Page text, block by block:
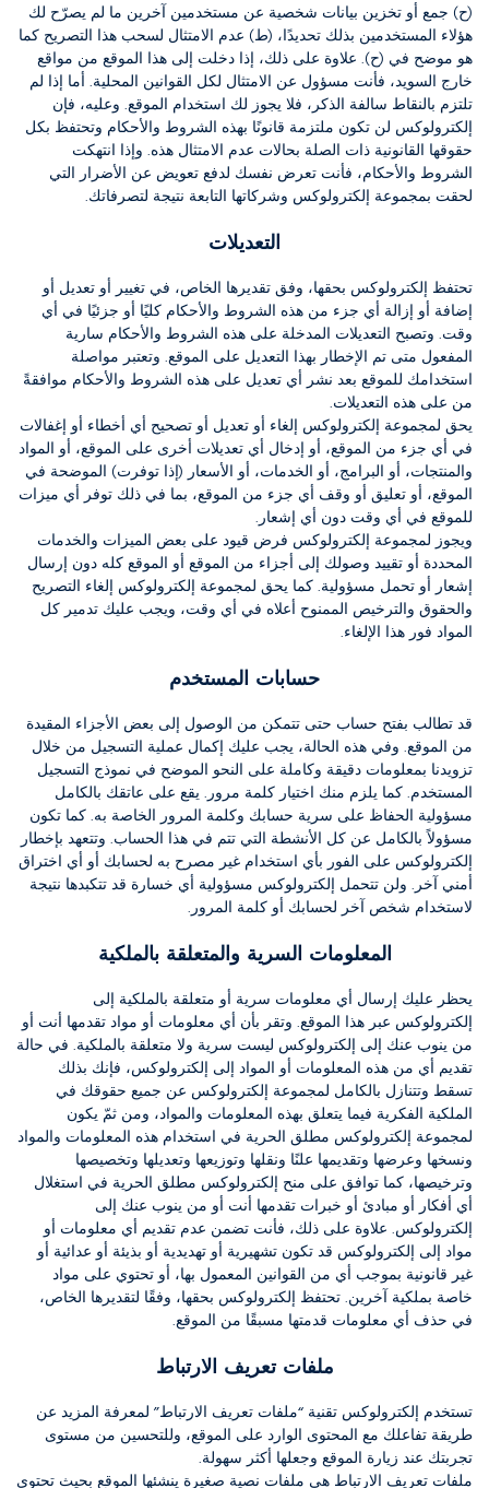
(ح) جمع أو تخزين بيانات شخصية عن مستخدمين آخرين ما لم يصرّح لك
هؤلاء المستخدمين بذلك تحديدًا، (ط) عدم الامتثال لسحب هذا التصريح كما
هو موضح في (ح). علاوة على ذلك، إذا دخلت إلى هذا الموقع من مواقع
خارج السويد، فأنت مسؤول عن الامتثال لكل القوانين المحلية. أما إذا لم
تلتزم بالنقاط سالفة الذكر، فلا يجوز لك استخدام الموقع. وعليه، فإن
إلكترولوكس لن تكون ملتزمة قانونًا بهذه الشروط والأحكام وتحتفظ بكل
حقوقها القانونية ذات الصلة بحالات عدم الامتثال هذه. وإذا انتهكت
الشروط والأحكام، فأنت تعرض نفسك لدفع تعويض عن الأضرار التي
لحقت بمجموعة إلكترولوكس وشركاتها التابعة نتيجة لتصرفاتك.
التعديلات
تحتفظ إلكترولوكس بحقها، وفق تقديرها الخاص، في تغيير أو تعديل أو
إضافة أو إزالة أي جزء من هذه الشروط والأحكام كليًا أو جزئيًا في أي
وقت. وتصبح التعديلات المدخلة على هذه الشروط والأحكام سارية
المفعول متى تم الإخطار بهذا التعديل على الموقع. وتعتبر مواصلة
استخدامك للموقع بعد نشر أي تعديل على هذه الشروط والأحكام موافقةً
من على هذه التعديلات.
يحق لمجموعة إلكترولوكس إلغاء أو تعديل أو تصحيح أي أخطاء أو إغفالات
في أي جزء من الموقع، أو إدخال أي تعديلات أخرى على الموقع، أو المواد
والمنتجات، أو البرامج، أو الخدمات، أو الأسعار (إذا توفرت) الموضحة في
الموقع، أو تعليق أو وقف أي جزء من الموقع، بما في ذلك توفر أي ميزات
للموقع في أي وقت دون أي إشعار.
ويجوز لمجموعة إلكترولوكس فرض قيود على بعض الميزات والخدمات
المحددة أو تقييد وصولك إلى أجزاء من الموقع أو الموقع كله دون إرسال
إشعار أو تحمل مسؤولية. كما يحق لمجموعة إلكترولوكس إلغاء التصريح
والحقوق والترخيص الممنوح أعلاه في أي وقت، ويجب عليك تدمير كل
المواد فور هذا الإلغاء.
حسابات المستخدم
قد تطالب بفتح حساب حتى تتمكن من الوصول إلى بعض الأجزاء المقيدة
من الموقع. وفي هذه الحالة، يجب عليك إكمال عملية التسجيل من خلال
تزويدنا بمعلومات دقيقة وكاملة على النحو الموضح في نموذج التسجيل
المستخدم. كما يلزم منك اختيار كلمة مرور. يقع على عاتقك بالكامل
مسؤولية الحفاظ على سرية حسابك وكلمة المرور الخاصة به. كما تكون
مسؤولاً بالكامل عن كل الأنشطة التي تتم في هذا الحساب. وتتعهد بإخطار
إلكترولوكس على الفور بأي استخدام غير مصرح به لحسابك أو أي اختراق
أمني آخر. ولن تتحمل إلكترولوكس مسؤولية أي خسارة قد تتكبدها نتيجة
لاستخدام شخص آخر لحسابك أو كلمة المرور.
المعلومات السرية والمتعلقة بالملكية
يحظر عليك إرسال أي معلومات سرية أو متعلقة بالملكية إلى
إلكترولوكس عبر هذا الموقع. وتقر بأن أي معلومات أو مواد تقدمها أنت أو
من ينوب عنك إلى إلكترولوكس ليست سرية ولا متعلقة بالملكية. في حالة
تقديم أي من هذه المعلومات أو المواد إلى إلكترولوكس، فإنك بذلك
تسقط وتتنازل بالكامل لمجموعة إلكترولوكس عن جميع حقوقك في
الملكية الفكرية فيما يتعلق بهذه المعلومات والمواد، ومن ثمّ يكون
لمجموعة إلكترولوكس مطلق الحرية في استخدام هذه المعلومات والمواد
ونسخها وعرضها وتقديمها علنًا ونقلها وتوزيعها وتعديلها وتخصيصها
وترخيصها، كما توافق على منح إلكترولوكس مطلق الحرية في استغلال
أي أفكار أو مبادئ أو خبرات تقدمها أنت أو من ينوب عنك إلى
إلكترولوكس. علاوة على ذلك، فأنت تضمن عدم تقديم أي معلومات أو
مواد إلى إلكترولوكس قد تكون تشهيرية أو تهديدية أو بذيئة أو عدائية أو
غير قانونية بموجب أي من القوانين المعمول بها، أو تحتوي على مواد
خاصة بملكية آخرين. تحتفظ إلكترولوكس بحقها، وفقًا لتقديرها الخاص،
في حذف أي معلومات قدمتها مسبقًا من الموقع.
ملفات تعريف الارتباط
تستخدم إلكترولوكس تقنية “ملفات تعريف الارتباط” لمعرفة المزيد عن
طريقة تفاعلك مع المحتوى الوارد على الموقع، وللتحسين من مستوى
تجربتك عند زيارة الموقع وجعلها أكثر سهولة.
ملفات تعريف الارتباط هي ملفات نصية صغيرة ينشئها الموقع بحيث تحتوي